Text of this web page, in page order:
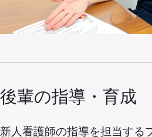
後輩の指導・育成
新人看護師の指導を担当する